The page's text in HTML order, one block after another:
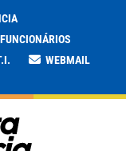
FUNCIONÁRIOS
WEBMAIL